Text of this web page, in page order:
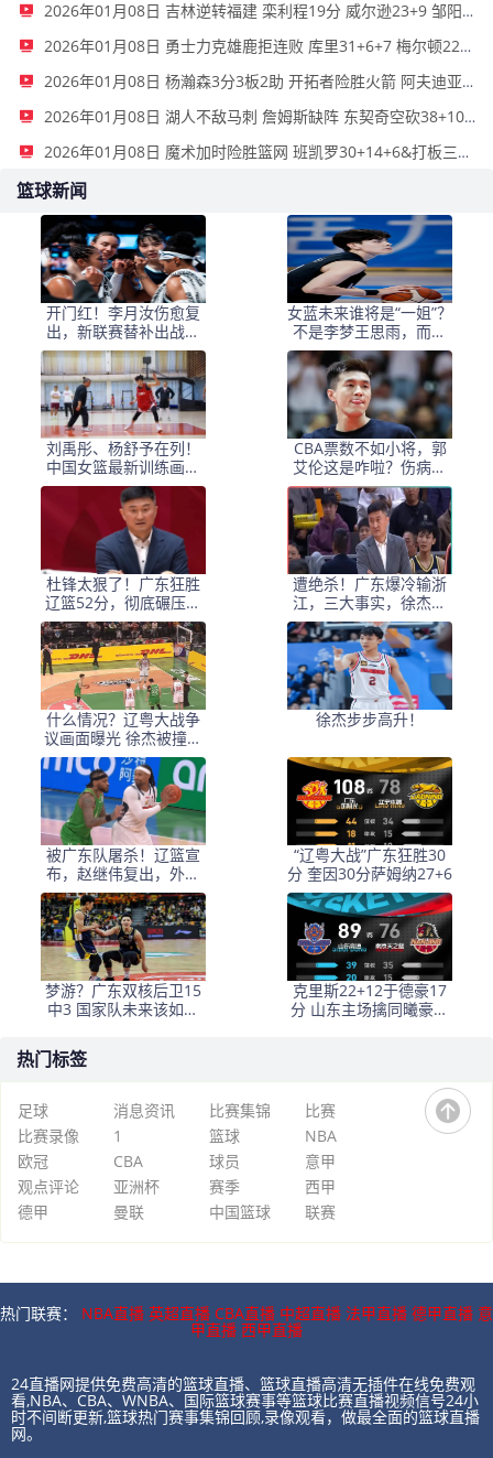
2026年01月08日 吉林逆转福建 栾利程19分 威尔逊23+9 邹阳16+13
2026年01月08日 勇士力克雄鹿拒连败 库里31+6+7 梅尔顿22分 字母哥34+10+5
2026年01月08日 杨瀚森3分3板2助 开拓者险胜火箭 阿夫迪亚41分&伊森绝杀超时
2026年01月08日 湖人不敌马刺 詹姆斯缺阵 东契奇空砍38+10+10 文班16+14
2026年01月08日 魔术加时险胜篮网 班凯罗30+14+6&打板三分绝杀 波特34分
篮球新闻
开门红！李月汝伤愈复
出，新联赛替补出战，
助力球队斩获两连胜
女蓝未来谁将是“一姐”？
不是李梦王思雨，而是
全运会拿冠军的她
刘禹彤、杨舒予在列！
中国女篮最新训练画面
出炉，宫鲁鸣接受采访
CBA票数不如小将，郭
艾伦这是咋啦？伤病成
“罪魁祸首”？
杜锋太狠了！广东狂胜
辽篮52分，彻底碾压对
手现在和未来
遭绝杀！广东爆冷输浙
江，三大事实，徐杰大
心脏，胡明轩回不来了
什么情况？辽粤大战争
议画面曝光 徐杰被撞倒
技术台人员竟鼓掌
徐杰步步高升！
被广东队屠杀！辽篮宣
布，赵继伟复出，外援
成色太差，杨鸣认输了
“辽粤大战”广东狂胜30
分 奎因30分萨姆纳27+6
梦游？广东双核后卫15
中3 国家队未来该如何
克里斯22+12于德豪17
分 山东主场擒同曦豪取
热门标签
足球 消息资讯 比赛集锦
比赛
比赛录像
1 篮球
NBA
欧冠
CBA 球员
意甲
观点评论
亚洲杯 赛季
西甲
德甲
曼联 中国篮球 联赛
热门联赛： NBA直播 英超直播 CBA直播 中超直播 法甲直播 德甲直播 意
甲直播 西甲直播
24直播网提供免费高清的篮球直播、篮球直播高清无插件在线免费观
看,NBA、CBA、WNBA、国际篮球赛事等篮球比赛直播视频信号24小
时不间断更新,篮球热门赛事集锦回顾,录像观看，做最全面的篮球直播
网。